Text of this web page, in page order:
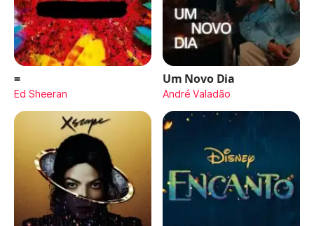
=
Ed Sheeran
Um Novo Dia
André Valadão